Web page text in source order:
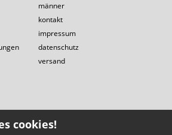
männer
kontakt
impressum
datenschutz
versand
cookies!